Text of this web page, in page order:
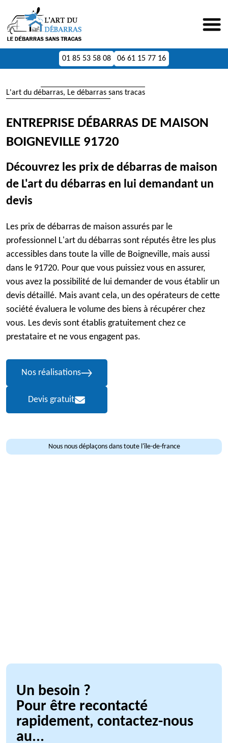
01 85 53 58 08 06 61 15 77 16
L'art du débarras, Le débarras sans tracas
ENTREPRISE DÉBARRAS DE MAISON
BOIGNEVILLE 91720
Découvrez les prix de débarras de maison
de L'art du débarras en lui demandant un
devis
Les prix de débarras de maison assurés par le
professionnel L'art du débarras sont réputés être les plus
accessibles dans toute la ville de Boigneville, mais aussi
dans le 91720. Pour que vous puissiez vous en assurer,
vous avez la possibilité de lui demander de vous établir un
devis détaillé. Mais avant cela, un des opérateurs de cette
société évaluera le volume des biens à récupérer chez
vous. Les devis sont établis gratuitement chez ce
prestataire et ne vous engagent pas.
Nos réalisations
Devis gratuit
Nous nous déplaçons dans toute l'île-de-france
Un besoin ?
Pour être recontacté
rapidement, contactez-nous
au...